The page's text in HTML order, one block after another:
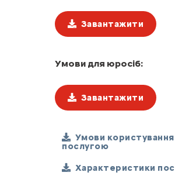
Завантажити
Умови для юросіб:
Завантажити
Умови
послугою
Характеристики